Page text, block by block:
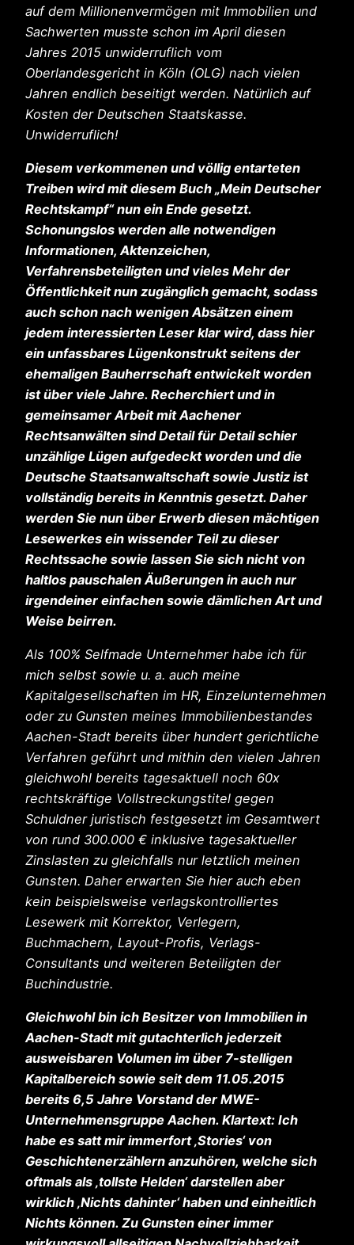
auf dem Millionenvermögen mit Immobilien und
Sachwerten musste schon im April diesen
Jahres 2015 unwiderruflich vom
Oberlandesgericht in Köln (OLG) nach vielen
Jahren endlich beseitigt werden. Natürlich auf
Kosten der Deutschen Staatskasse.
Unwiderruflich!
Diesem verkommenen und völlig entarteten
Treiben wird mit diesem Buch „Mein Deutscher
Rechtskampf“ nun ein Ende gesetzt.
Schonungslos werden alle notwendigen
Informationen, Aktenzeichen,
Verfahrensbeteiligten und vieles Mehr der
Öffentlichkeit nun zugänglich gemacht, sodass
auch schon nach wenigen Absätzen einem
jedem interessierten Leser klar wird, dass hier
ein unfassbares Lügenkonstrukt seitens der
ehemaligen Bauherrschaft entwickelt worden
ist über viele Jahre. Recherchiert und in
gemeinsamer Arbeit mit Aachener
Rechtsanwälten sind Detail für Detail schier
unzählige Lügen aufgedeckt worden und die
Deutsche Staatsanwaltschaft sowie Justiz ist
vollständig bereits in Kenntnis gesetzt. Daher
werden Sie nun über Erwerb diesen mächtigen
Lesewerkes ein wissender Teil zu dieser
Rechtssache sowie lassen Sie sich nicht von
haltlos pauschalen Äußerungen in auch nur
irgendeiner einfachen sowie dämlichen Art und
Weise beirren.
Als 100% Selfmade Unternehmer habe ich für
mich selbst sowie u. a. auch meine
Kapitalgesellschaften im HR, Einzelunternehmen
oder zu Gunsten meines Immobilienbestandes
Aachen-Stadt bereits über hundert gerichtliche
Verfahren geführt und mithin den vielen Jahren
gleichwohl bereits tagesaktuell noch 60x
rechtskräftige Vollstreckungstitel gegen
Schuldner juristisch festgesetzt im Gesamtwert
von rund 300.000 € inklusive tagesaktueller
Zinslasten zu gleichfalls nur letztlich meinen
Gunsten. Daher erwarten Sie hier auch eben
kein beispielsweise verlagskontrolliertes
Lesewerk mit Korrektor, Verlegern,
Buchmachern, Layout-Profis, Verlags-
Consultants und weiteren Beteiligten der
Buchindustrie.
Gleichwohl bin ich Besitzer von Immobilien in
Aachen-Stadt mit gutachterlich jederzeit
ausweisbaren Volumen im über 7-stelligen
Kapitalbereich sowie seit dem 11.05.2015
bereits 6,5 Jahre Vorstand der MWE-
Unternehmensgruppe Aachen. Klartext: Ich
habe es satt mir immerfort ‚Stories‘ von
Geschichtenerzählern anzuhören, welche sich
oftmals als ‚tollste Helden‘ darstellen aber
wirklich ‚Nichts dahinter‘ haben und einheitlich
Nichts können. Zu Gunsten einer immer